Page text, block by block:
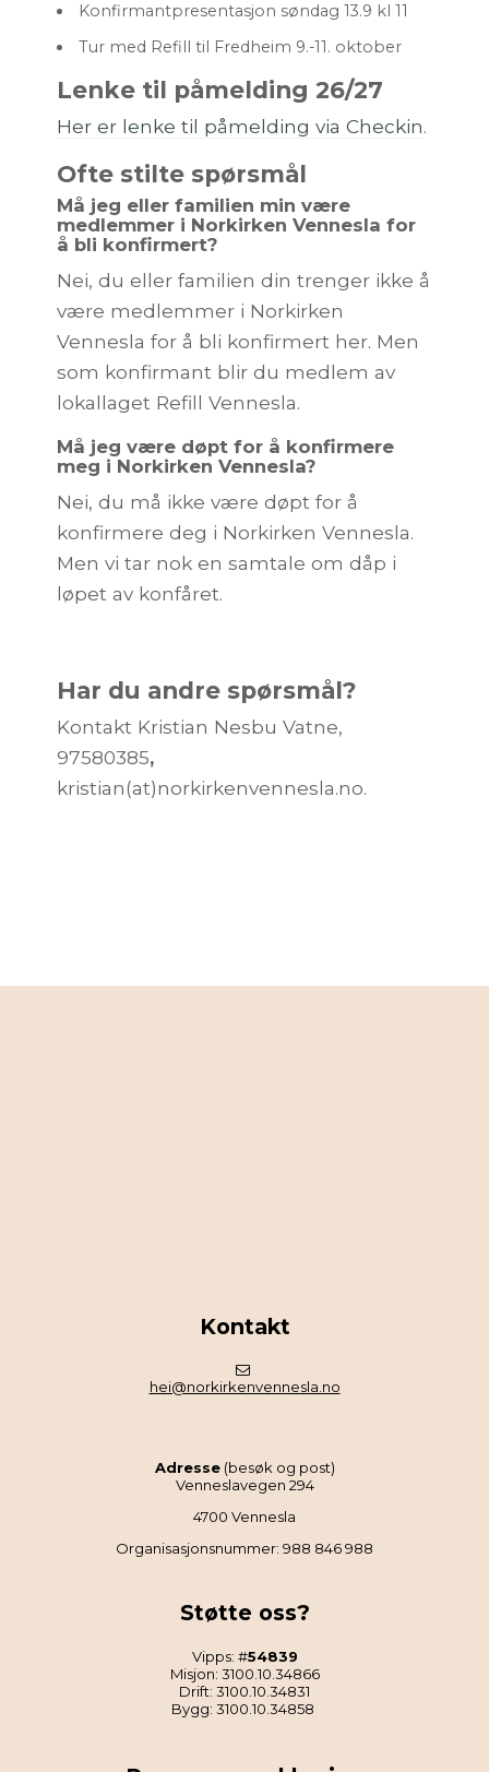
Konfirmantpresentasjon søndag 13.9 kl 11
Tur med Refill til Fredheim 9.-11. oktober
Lenke til påmelding 26/27
Her er lenke til påmelding via Checkin.
Ofte stilte spørsmål
Må jeg eller familien min være
medlemmer i Norkirken Vennesla for
å bli konfirmert?
Nei, du eller familien din trenger ikke å
være medlemmer i Norkirken
Vennesla for å bli konfirmert her. Men
som konfirmant blir du medlem av
lokallaget Refill Vennesla.
Må jeg være døpt for å konfirmere
meg i Norkirken Vennesla?
Nei, du må ikke være døpt for å
konfirmere deg i Norkirken Vennesla.
Men vi tar nok en samtale om dåp i
løpet av konfåret.
Har du andre spørsmål?
Kontakt Kristian Nesbu Vatne,
97580385,
kristian(at)norkirkenvennesla.no.
Kontakt
hei@norkirkenvennesla.no
Adresse(besøk og post)
Venneslavegen 294
4700 Vennesla
Organisasjonsnummer: 988 846 988
Støtte oss?
Vipps: #54839
Misjon: 3100.10.34866
Drift: 3100.10.34831
Bygg: 3100.10.34858